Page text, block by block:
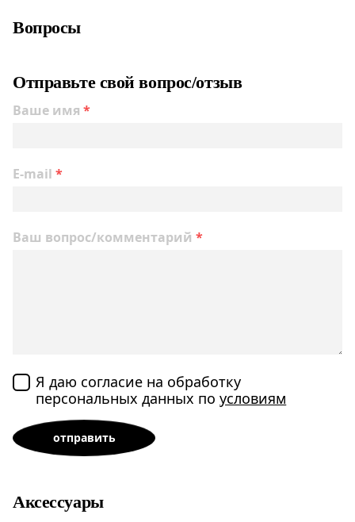
Вопросы
Отправьте свой вопрос/отзыв
Ваше имя *
E-mail *
Ваш вопрос/комментарий *
Я даю согласие на обработку
персональных данных поусловиям
Аксессуары